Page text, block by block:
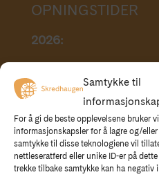
Samtykke til
For å gi de beste opplevelsene bruker
informasjonskapsler for å lagre og/
samtykke til disse teknologiene vil
nettleseratferd eller unike ID-er på
trekke tilbake samtykke kan ha negativ
OPNINGSTIDER
2026:
perioden 21. juni – 15.
Elles når det er
For grupper:Ta
omvisingar og